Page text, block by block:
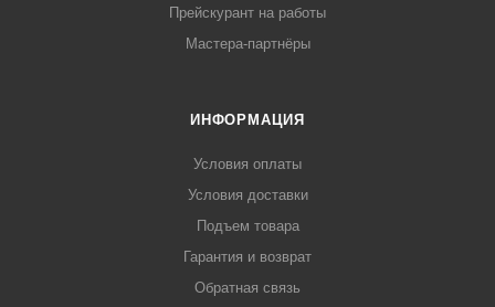
Прейскурант на работы
Мастера-партнёры
ИНФОРМАЦИЯ
Условия оплаты
Условия доставки
Подъем товара
Гарантия и возврат
Обратная связь